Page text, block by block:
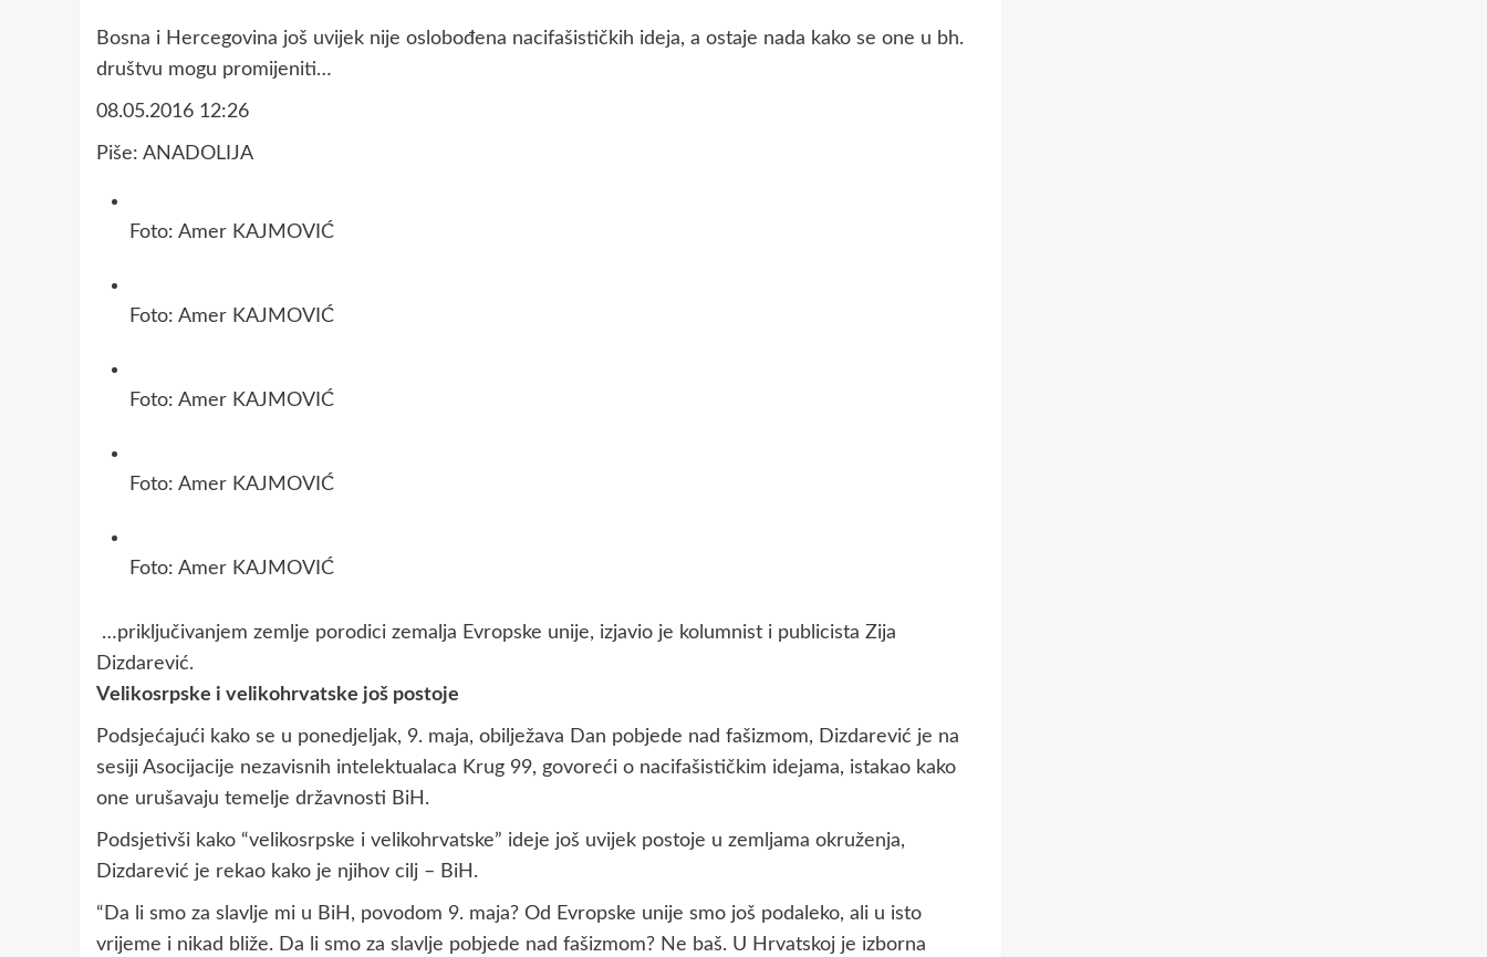
Bosna i Hercegovina još uvijek nije oslobođena nacifašističkih ideja, a ostaje nada kako se one u bh.
društvu mogu promijeniti…
08.05.2016 12:26
Piše: ANADOLIJA
Foto: Amer KAJMOVIĆ
Foto: Amer KAJMOVIĆ
Foto: Amer KAJMOVIĆ
Foto: Amer KAJMOVIĆ
Foto: Amer KAJMOVIĆ
…priključivanjem zemlje porodici zemalja Evropske unije, izjavio je kolumnist i publicista Zija
Dizdarević.
Velikosrpske i velikohrvatske još postoje
Podsjećajući kako se u ponedjeljak, 9. maja, obilježava Dan pobjede nad fašizmom, Dizdarević je na
sesiji Asocijacije nezavisnih intelektualaca Krug 99, govoreći o nacifašističkim idejama, istakao kako
one urušavaju temelje državnosti BiH.
Podsjetivši kako “velikosrpske i velikohrvatske” ideje još uvijek postoje u zemljama okruženja,
Dizdarević je rekao kako je njihov cilj – BiH.
“Da li smo za slavlje mi u BiH, povodom 9. maja? Od Evropske unije smo još podaleko, ali u isto
vrijeme i nikad bliže. Da li smo za slavlje pobjede nad fašizmom? Ne baš. U Hrvatskoj je izborna